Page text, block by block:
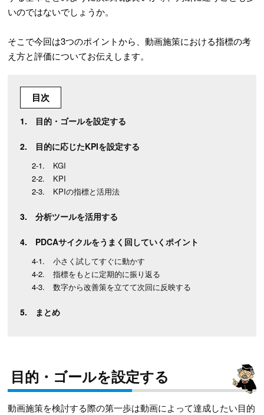
いのではないでしょうか。
そこで今回は3つのポイントから、動画施策における指標の考
え方と評価についてお伝えします。
目次
目的・ゴールを設定する
目的に応じたKPIを設定する
KGI
KPI
KPIの指標と活用法
分析ツールを活用する
PDCAサイクルをうまく回していくポイント
小さく試してすぐに動かす
指標をもとに定期的に振り返る
数字から改善策を立てて次回に反映する
まとめ
目的・ゴールを設定する
動画施策を検討する際の第一歩は動画によって達成したい目的